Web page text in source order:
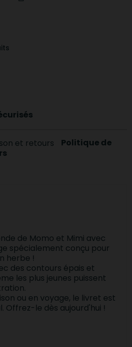
Politique de
de Momo et Mimi avec
spécialement conçu pour
herbe !
des contours épais et
les plus jeunes puissent
ou en voyage, le livret est
Offrez-le dès aujourd'hui !